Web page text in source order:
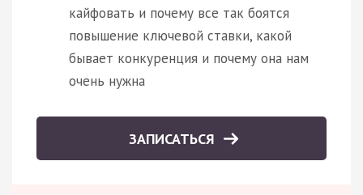
кайфовать и почему все так боятся
повышение ключевой ставки, какой
бывает конкуренция и почему она нам
очень нужна
ЗАПИСАТЬСЯ